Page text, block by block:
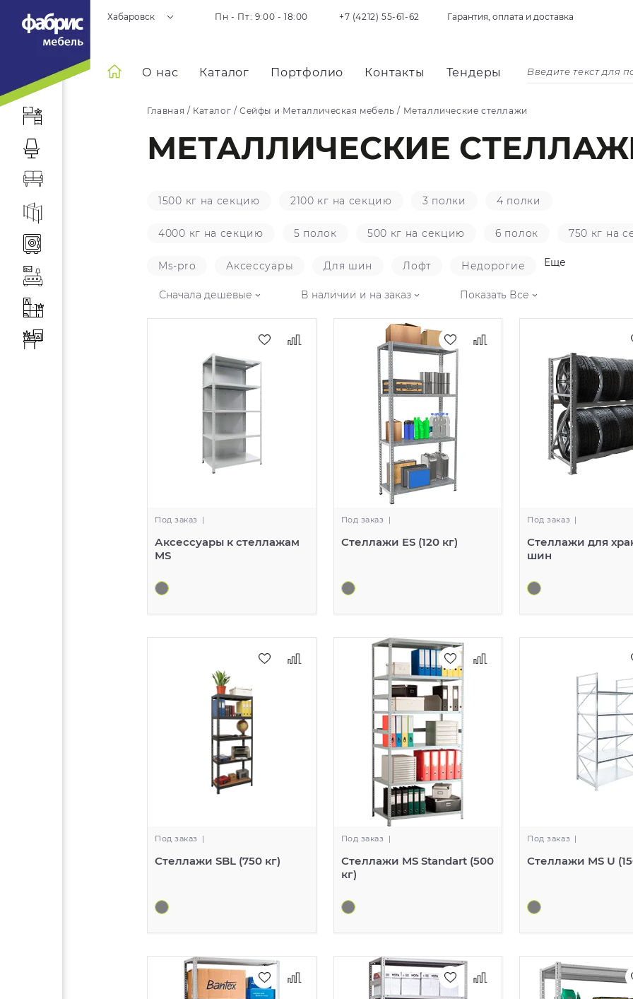
Хабаровск Пн - Пт: 9:00 - 18:00 +7 (4212) 55-61-62 Гарантия, оплата и доставка
О нас Каталог Портфолио Контакты Тендеры
Главная / Каталог /Сейфы и Металлическая мебель / Металлические стеллажи
МЕТАЛЛИЧЕСКИЕ
1500 кг на секцию 2100 кг на секцию 3 полки 4 полки
4000 кг на секцию 5 полок 500 кг на секцию 6 полок 750 кг на
Ms-pro Аксессуары Для шин Лофт Недорогие Еще
Сначала дешевые В наличии и на заказ Показать Все
Под заказ |
Аксессуары к стеллажам
MS
Под заказ |
Стеллажи ES (120 кг)
Под заказ |
Стеллажи для
шин
Под заказ |
Стеллажи SBL (750 кг)
Под заказ |
Стеллажи MS Standart (500
кг)
Под заказ |
Стеллажи MS U